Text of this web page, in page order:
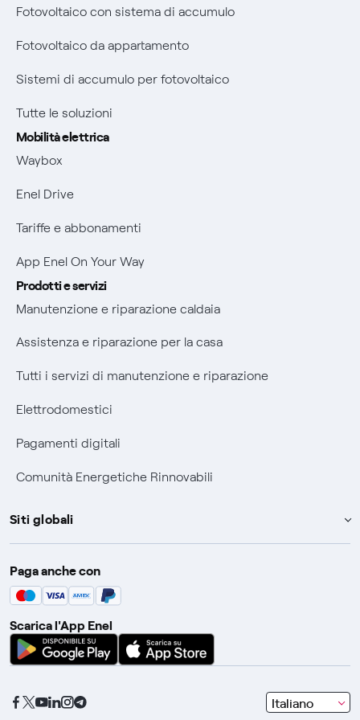
Condizioni generali di contratto prodotti e servizi
Rimborsi e resi per prodotti e servizi
Informativa RAEE
Informativa Privacy AI
Bollette energia elettrica e gas: cambiano i tempi di
Nuove regole europee per la protezione dei dati
Offerte Placet non vulnerabili
Offerta Tutela Vulnerabilità Gas
Mobilità Elettrica
Phishing e truffe online
Verifica chi ti ha chiamato
Agevolazione utenti con disabilità per offerte Fibra
Informativa RAEE
Fotovoltaico con sistema di accumulo
Fotovoltaico da appartamento
Sistemi di accumulo per fotovoltaico
Tutte le soluzioni
Mobilità elettrica
Waybox
Enel Drive
Tariffe e abbonamenti
App Enel On Your Way
Prodotti e servizi
Manutenzione e riparazione caldaia
Assistenza e riparazione per la casa
Tutti i servizi di manutenzione e riparazione
Elettrodomestici
Pagamenti digitali
Comunità Energetiche Rinnovabili
Siti globali
Enel Group
Enel Green Power
Global Procurement
Gridspertise
Paga anche con
Scarica l'App Enel
Italiano
s